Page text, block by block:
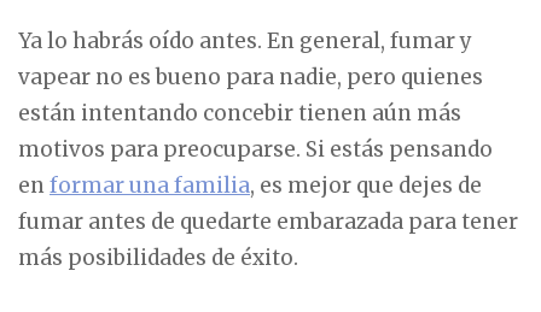
Ya lo habrás oído antes. En general, fumar y
vapear no es bueno para nadie, pero quienes
están intentando concebir tienen aún más
motivos para preocuparse. Si estás pensando
enformar una familia, es mejor que dejes de
fumar antes de quedarte embarazada para tener
más posibilidades de éxito.